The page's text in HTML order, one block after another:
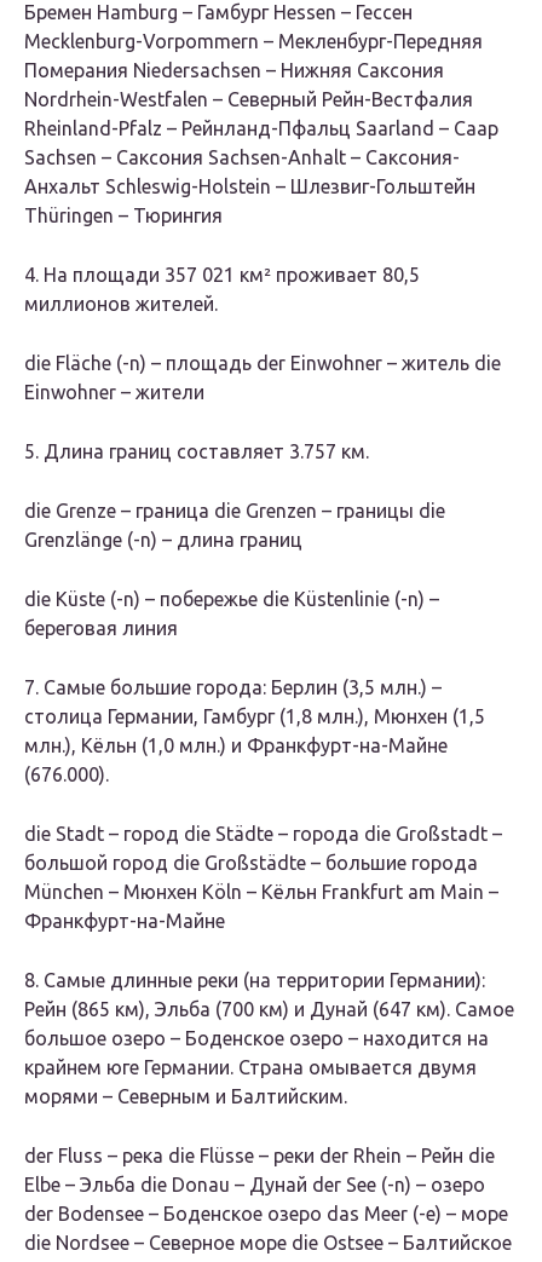
Бремен Hamburg – Гамбург Hessen – Гессен
Mecklenburg-Vorpommern – Мекленбург-Передняя
Померания Niedersachsen – Нижняя Саксония
Nordrhein-Westfalen – Северный Рейн-Вестфалия
Rheinland-Pfalz – Рейнланд-Пфальц Saarland – Саар
Sachsen – Саксония Sachsen-Anhalt – Саксония-
Анхальт Schleswig-Holstein – Шлезвиг-Гольштейн
Thüringen – Тюрингия
4. На площади 357 021 км² проживает 80,5
миллионов жителей.
die Fläche (-n) – площадь der Einwohner – житель die
Einwohner – жители
5. Длина границ составляет 3.757 км.
die Grenze – граница die Grenzen – границы die
Grenzlänge (-n) – длина границ
die Küste (-n) – побережье die Küstenlinie (-n) –
береговая линия
7. Самые большие города: Берлин (3,5 млн.) –
столица Германии, Гамбург (1,8 млн.), Мюнхен (1,5
млн.), Кёльн (1,0 млн.) и Франкфурт-на-Майне
(676.000).
die Stadt – город die Städte – города die Großstadt –
большой город die Großstädte – большие города
München – Мюнхен Köln – Кёльн Frankfurt am Main –
Франкфурт-на-Майне
8. Самые длинные реки (на территории Германии):
Рейн (865 км), Эльба (700 км) и Дунай (647 км). Самое
большое озеро – Боденское озеро – находится на
крайнем юге Германии. Страна омывается двумя
морями – Северным и Балтийским.
der Fluss – река die Flüsse – реки der Rhein – Рейн die
Elbe – Эльба die Donau – Дунай der See (-n) – озеро
der Bodensee – Боденское озеро das Meer (-e) – море
die Nordsee – Северное море die Ostsee – Балтийское